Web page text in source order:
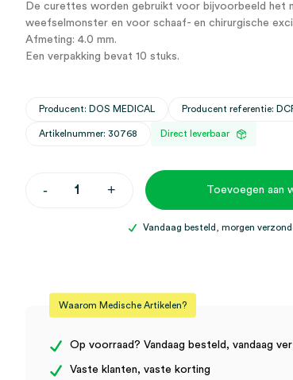
De curettes worden gebruikt voor bijvoorbeeld het
weefselmonster en voor schaaf- en chirurgische
Afmeting: 4.0 mm.
Een verpakking bevat 10 stuks.
Producent: DOS MEDICAL Producent referentie:
Artikelnummer: 30768 Direct leverbaar
-Dermale
+ Toevoegen aan
Vandaag besteld, morgen
Waarom Medische Artikelen?
Op voorraad? Vandaag besteld, vandaag
Vaste klanten, vaste korting